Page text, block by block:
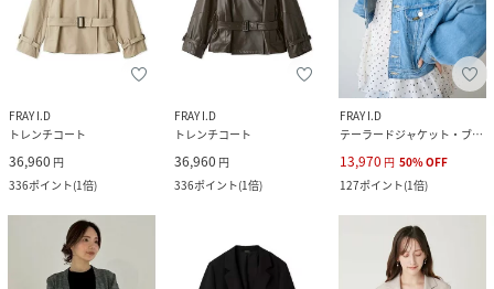
FRAY I.D
トレンチコート
36,960 円
336ポイント(1倍)
FRAY I.D
トレンチコート
36,960 円
336ポイント(1倍)
FRAY I.D
テーラードジャケット・ブレザー
13,970 円 50%OFF
127ポイント(1倍)